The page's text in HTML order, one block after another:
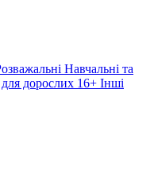
Навчальні та
для дорослих 16+ Інші